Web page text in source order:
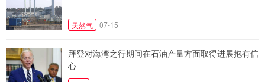
天然气 07-15
拜登对海湾之行期间在石油产量方面取得进展抱有信
心